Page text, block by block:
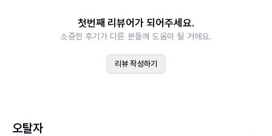
2.4 Exceptions.
2.5 Exercises.
3. Arrays, Linked Lists, and Recursion.
3.3 Doubly Linked Lists.
첫번째 리뷰어가 되어주세요.
소중한 후기가 다른 분들께 도움이 될 거에요.
리뷰 작성하기
오탈자